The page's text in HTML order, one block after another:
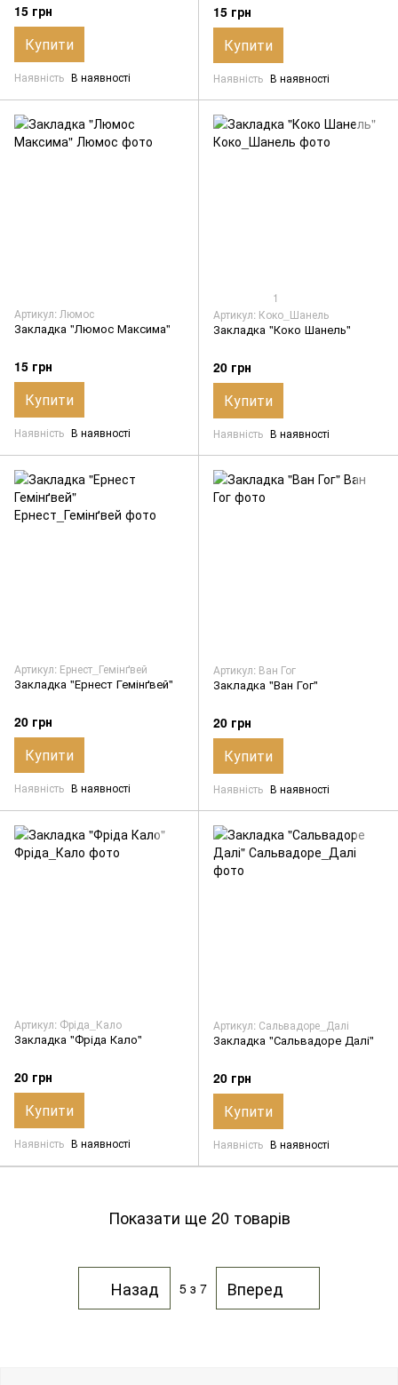
15 грн
Купити
Наявність В наявності
15 грн
Купити
Наявність В наявності
Артикул: Люмос
Закладка "Люмос Максима"
15 грн
Купити
Наявність В наявності
1
Артикул: Коко_Шанель
Закладка "Коко Шанель"
20 грн
Купити
Наявність В наявності
Артикул: Ернест_Гемінґвей
Закладка "Ернест Гемінґвей"
20 грн
Купити
Наявність В наявності
Артикул: Ван Гог
Закладка "Ван Гог"
20 грн
Купити
Наявність В наявності
Артикул: Фріда_Кало
Закладка "Фріда Кало"
20 грн
Купити
Наявність В наявності
Артикул: Сальвадоре_Далі
Закладка "Сальвадоре Далі"
20 грн
Купити
Наявність В наявності
Показати ще 20 товарів
Назад 5 з 7 Вперед